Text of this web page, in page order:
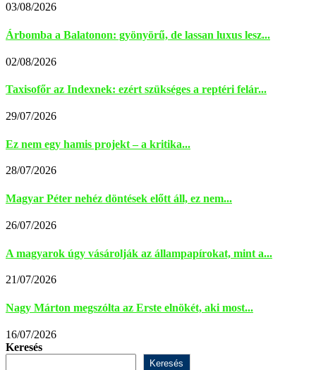
03/08/2026
Árbomba a Balatonon: gyönyörű, de lassan luxus lesz...
02/08/2026
Taxisofőr az Indexnek: ezért szükséges a reptéri felár...
29/07/2026
Ez nem egy hamis projekt – a kritika...
28/07/2026
Magyar Péter nehéz döntések előtt áll, ez nem...
26/07/2026
A magyarok úgy vásárolják az állampapírokat, mint a...
21/07/2026
Nagy Márton megszólta az Erste elnökét, aki most...
16/07/2026
Keresés
Keresés